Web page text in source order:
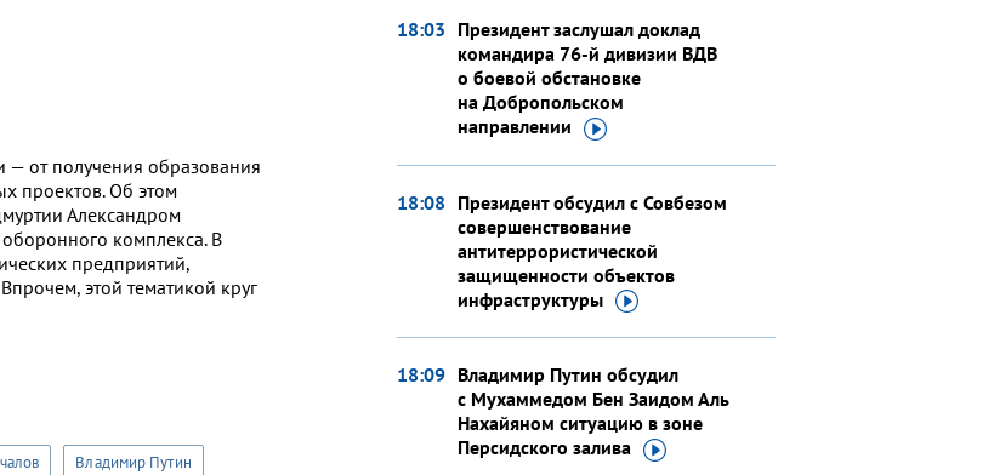
от получения образования
проектов. Об этом
Александром
комплекса. В
предприятий,
этой тематикой круг
Владимир Путин
18:03 Президент заслушал доклад
командира 76-й дивизии ВДВ
о боевой обстановке
на Добропольском
направлении
18:08 Президент обсудил с Совбезом
совершенствование
антитеррористической
защищенности объектов
инфраструктуры
18:09 Владимир Путин обсудил
с Мухаммедом Бен Заидом Аль
Нахайяном ситуацию в зоне
Персидского залива